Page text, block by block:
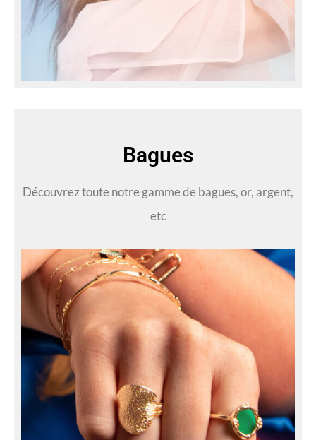
Bagues
Découvrez toute notre gamme de bagues, or, argent,
etc